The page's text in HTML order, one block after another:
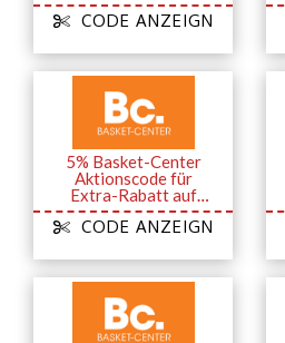
CODE ANZEIGN
5% Basket-Center
Aktionscode für
Extra-Rabatt auf
Puma
CODE ANZEIGN